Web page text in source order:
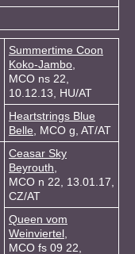
Summertime Coon
Koko-Jambo,
MCO ns 22,
10.12.13, HU/AT
Heartstrings Blue
Belle, MCO g, AT/AT
Ceasar Sky
Beyrouth,
MCO n 22, 13.01.17,
CZ/AT
Queen vom
Weinviertel,
MCO fs 09 22,